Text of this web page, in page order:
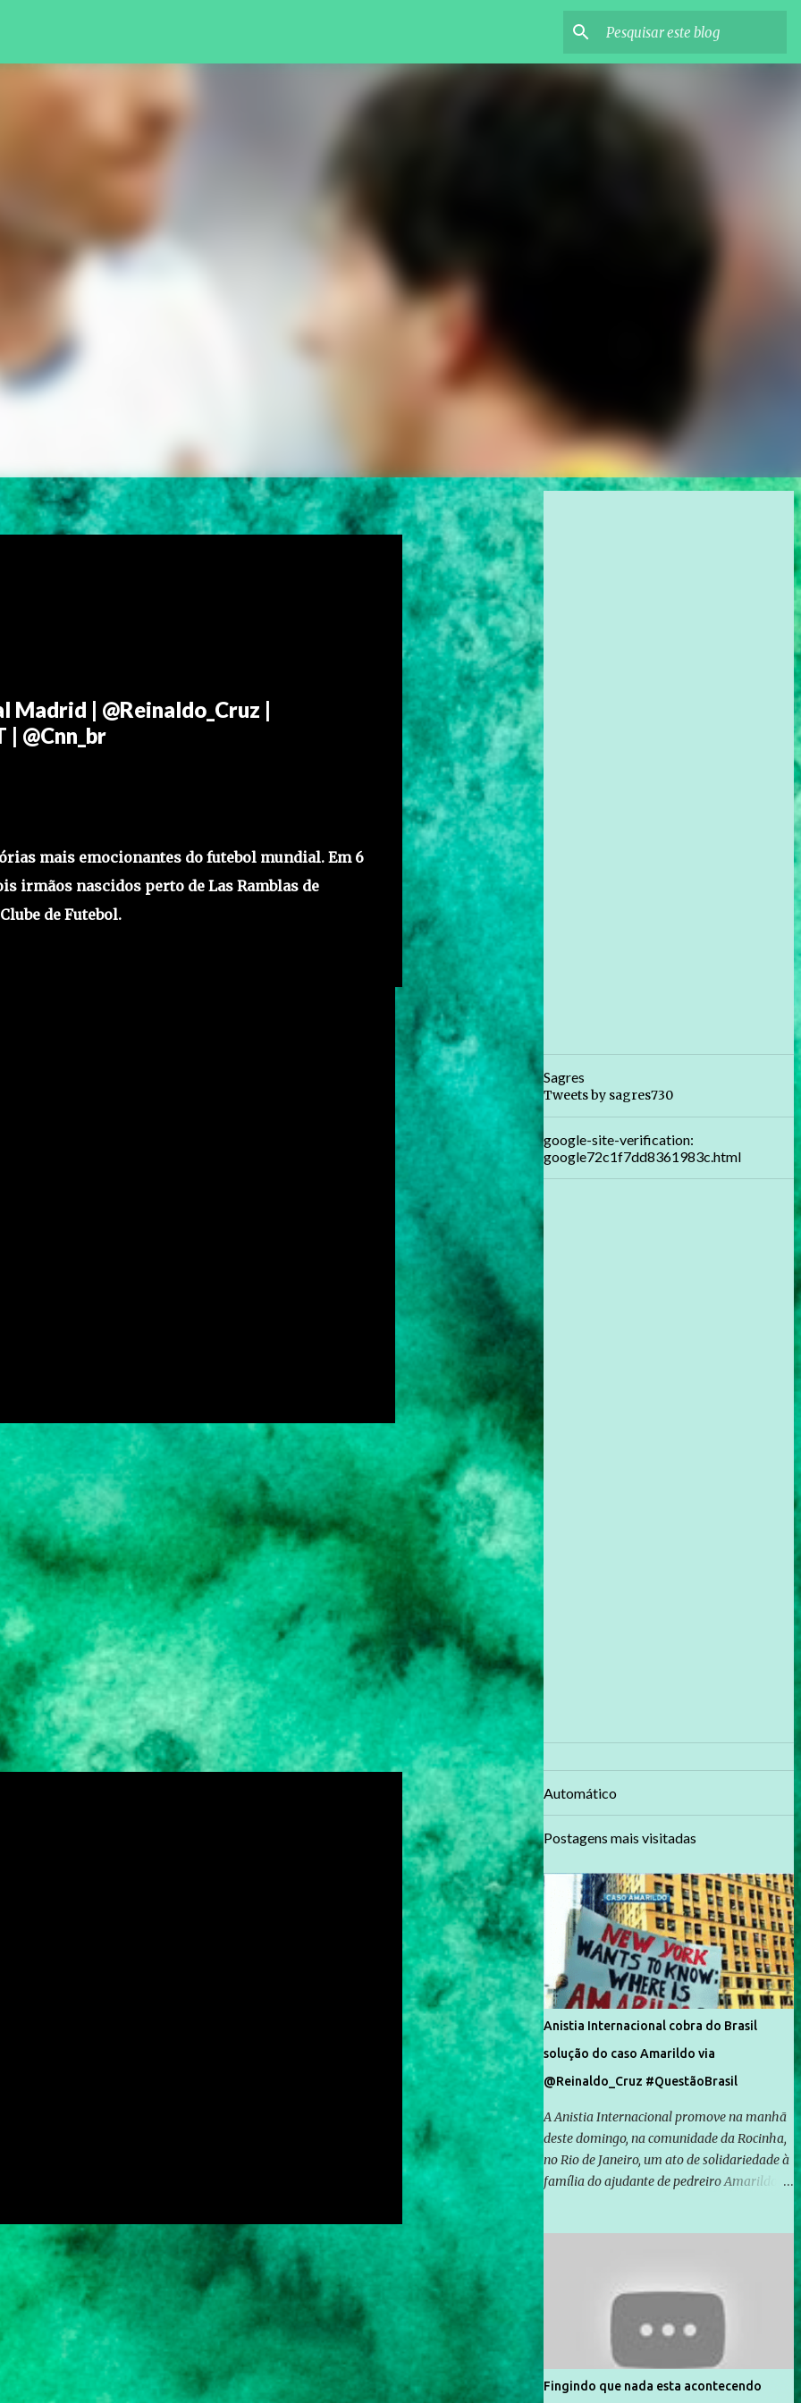
Madrid | @Reinaldo_Cruz |
@Cnn_br
mais emocionantes do futebol mundial. Em 6
irmãos nascidos perto de Las Ramblas de
de Futebol.
Sagres
Tweets by sagres730
google-site-verification:
google72c1f7dd8361983c.html
Automático
Postagens mais visitadas
Anistia Internacional cobra do Brasil
solução do caso Amarildo via
@Reinaldo_Cruz #QuestãoBrasil
A Anistia Internacional promove na manhã
deste domingo, na comunidade da Rocinha,
no Rio de Janeiro, um ato de solidariedade à
família do ajudante de pedreiro Amarildo de
Rocinha. A assessora de Direitos Humanos
da Anistia Internacional, Renata Neder, disse
à Agência Brasil que ações e atividades de
mobilização são feitas normalmente pela
organização não governamental. As ações
de solidariedade são promovidas em apoio
Fingindo que nada esta acontecendo